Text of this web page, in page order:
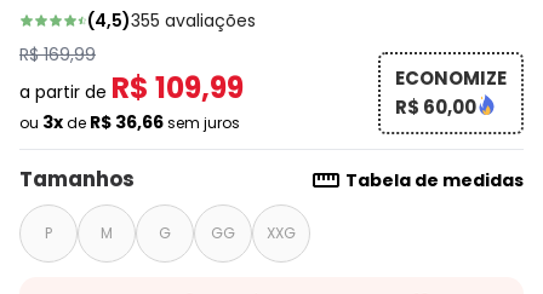
(4,5)355 avaliações
R$ 169,99
a partir de R$ 109,99
ou 3xde R$ 36,66sem juros
ECONOMIZE
R$ 60,00
Tamanhos Tabela de medidas
P M G GG XXG